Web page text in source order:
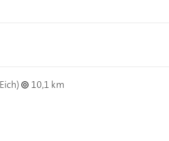
10,1 km